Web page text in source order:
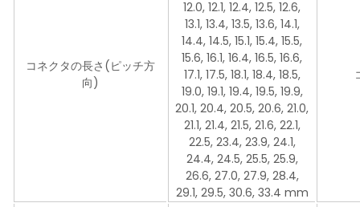
コネクタの長さ(ピッチ方
向)
12.0, 12.1, 12.4, 12.5, 12.6,
13.1, 13.4, 13.5, 13.6, 14.1,
14.4, 14.5, 15.1, 15.4, 15.5,
15.6, 16.1, 16.4, 16.5, 16.6,
17.1, 17.5, 18.1, 18.4, 18.5,
19.0, 19.1, 19.4, 19.5, 19.9,
20.1, 20.4, 20.5, 20.6, 21.0,
21.1, 21.4, 21.5, 21.6, 22.1,
22.5, 23.4, 23.9, 24.1,
24.4, 24.5, 25.5, 25.9,
26.6, 27.0, 27.9, 28.4,
29.1, 29.5, 30.6, 33.4 mm